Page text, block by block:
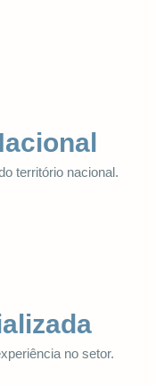
território nacional.
no setor.